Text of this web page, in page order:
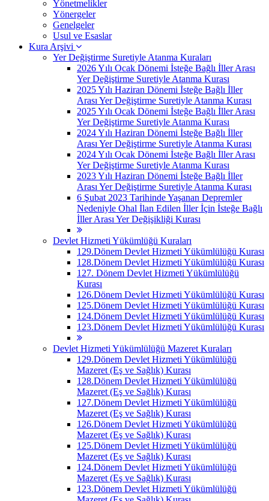
Yönetmelikler
Yönergeler
Genelgeler
Usul ve Esaslar
Kura Arşivi
Yer Değiştirme Suretiyle Atanma Kuraları
2026 Yılı Ocak Dönemi İsteğe Bağlı İller Arası
Yer Değiştirme Suretiyle Atanma Kurası
2025 Yılı Haziran Dönemi İsteğe Bağlı İller
Arası Yer Değiştirme Suretiyle Atanma Kurası
2025 Yılı Ocak Dönemi İsteğe Bağlı İller Arası
Yer Değiştirme Suretiyle Atanma Kurası
2024 Yılı Haziran Dönemi İsteğe Bağlı İller
Arası Yer Değiştirme Suretiyle Atanma Kurası
2024 Yılı Ocak Dönemi İsteğe Bağlı İller Arası
Yer Değiştirme Suretiyle Atanma Kurası
2023 Yılı Haziran Dönemi İsteğe Bağlı İller
Arası Yer Değiştirme Suretiyle Atanma Kurası
6 Şubat 2023 Tarihinde Yaşanan Depremler
Nedeniyle Ohal İlan Edilen İller İçin İsteğe Bağlı
İller Arası Yer Değişikliği Kurası
Devlet Hizmeti Yükümlüğü Kuraları
129.Dönem Devlet Hizmeti Yükümlülüğü Kurası
128.Dönem Devlet Hizmeti Yükümlülüğü Kurası
127. Dönem Devlet Hizmeti Yükümlülüğü
Kurası
126.Dönem Devlet Hizmeti Yükümlülüğü Kurası
125.Dönem Devlet Hizmeti Yükümlülüğü Kurası
124.Dönem Devlet Hizmeti Yükümlülüğü Kurası
123.Dönem Devlet Hizmeti Yükümlülüğü Kurası
Devlet Hizmeti Yükümlülüğü Mazeret Kuraları
129.Dönem Devlet Hizmeti Yükümlülüğü
Mazeret (Eş ve Sağlık) Kurası
128.Dönem Devlet Hizmeti Yükümlülüğü
Mazeret (Eş ve Sağlık) Kurası
127.Dönem Devlet Hizmeti Yükümlülüğü
Mazeret (Eş ve Sağlık) Kurası
126.Dönem Devlet Hizmeti Yükümlülüğü
Mazeret (Eş ve Sağlık) Kurası
125.Dönem Devlet Hizmeti Yükümlülüğü
Mazeret (Eş ve Sağlık) Kurası
124.Dönem Devlet Hizmeti Yükümlülüğü
Mazeret (Eş ve Sağlık) Kurası
123.Dönem Devlet Hizmeti Yükümlülüğü